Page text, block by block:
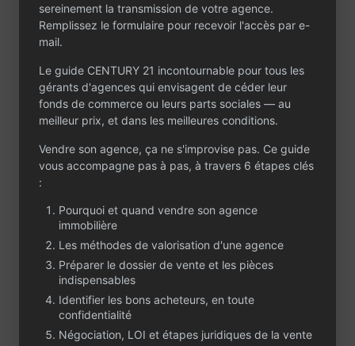
Contactez-nous
Un projet ou une
question ?
Que vous envisagiez de céder ou d’acheter
formulaire : notre équipe vous contactera
rapidement, en toute confidentialité.
sereinement la transmission de votre agence.
Remplissez le formulaire pour recevoir l'accès par e-
mail.
Le guide CENTURY 21 incontournable pour tous les
gérants d'agences qui envisagent de céder leur
fonds de commerce ou leurs parts sociales — au
meilleur prix, et dans les meilleures conditions.
Vendre son agence, ça ne s'improvise pas. Ce guide
vous accompagne pas à pas, à travers 6 étapes clés
:
Pourquoi et quand vendre son agence
immobilière
Les méthodes de valorisation d'une agence
Préparer le dossier de vente et les pièces
indispensables
Identifier les bons acheteurs, en toute
confidentialité
Négociation, LOI et étapes juridiques de la vente